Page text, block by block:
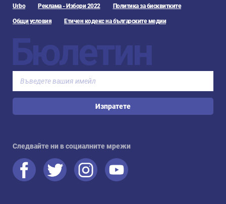
Urbo Реклама - Избори 2022 Политика за бисквитките
Общи условия Етичен кодекс на българските медии
Бюлетин
Изпратете
Следвайте ни в социалните мрежи